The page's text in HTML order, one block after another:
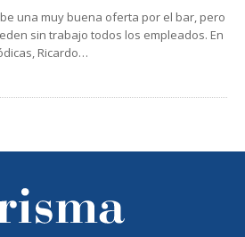
una muy buena oferta por el bar, pero
sin trabajo todos los empleados. En
Ricardo…